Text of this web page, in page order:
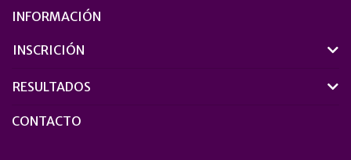
INFORMACIÓN
INSCRICIÓN
RESULTADOS
CONTACTO